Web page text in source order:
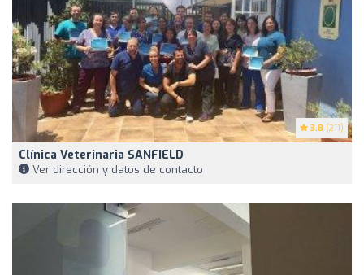
3.8 (211)
Clínica Veterinaria SANFIELD
Ver dirección y datos de contacto